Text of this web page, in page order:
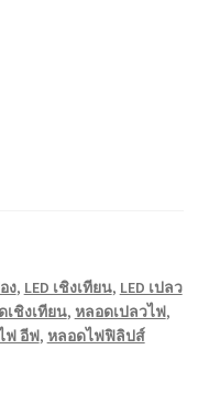
ง, LED เชิงเทียน, LED เปลว
เชิงเทียน, หลอดเปลวไฟ,
ฟ อีฟ, หลอดไฟฟิลิปส์